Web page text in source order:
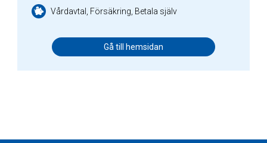
Vårdavtal, Försäkring, Betala själv
Gå till hemsidan